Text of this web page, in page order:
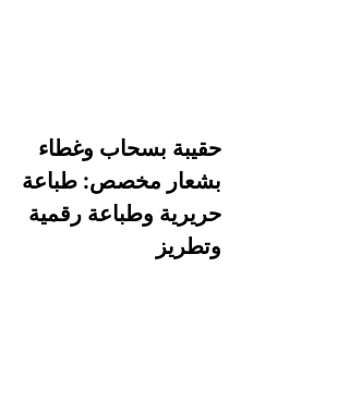
حقيبة بسحاب وغطاء
بشعار مخصص: طباعة
حريرية وطباعة رقمية
وتطريز